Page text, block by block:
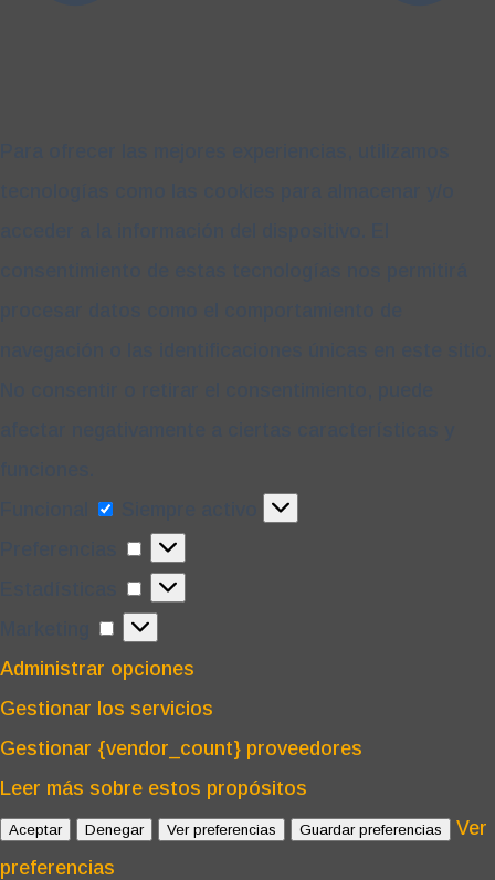
Preferencias
Estadísticas
Marketing
Administrar opciones
Gestionar los servicios
Gestionar {vendor_count} proveedores
Leer más sobre estos propósitos
Aceptar Denegar Ver preferencias Guardar preferencias
Ver
preferencias